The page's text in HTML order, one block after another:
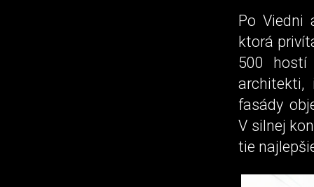
Po Viedni
ktorá
500 hostí
architekti,
fasády
V silnej
tie